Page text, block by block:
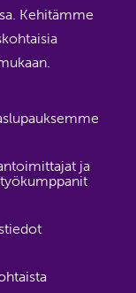
Kehitämme
ja